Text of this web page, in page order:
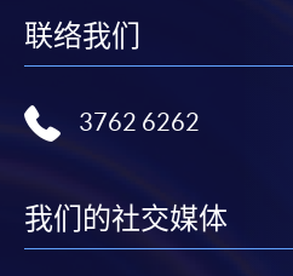
联络我们
3762 6262
我们的社交媒体